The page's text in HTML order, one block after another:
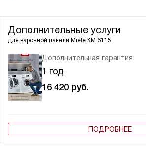
Дополнительные услуги
для варочной панели Miele KM 6115
Дополнительная гарантия
1 год
16 420 руб.
ПОДРОБНЕЕ